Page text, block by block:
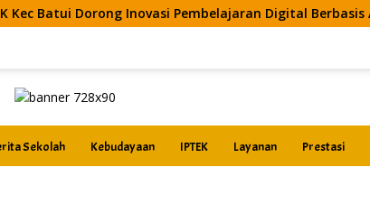
Pembelajaran Digital Berbasis Artificial Intelligence
Sekolah Kebudayaan IPTEK Layanan Prestasi